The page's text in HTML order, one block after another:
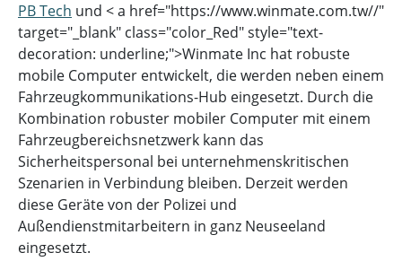
PB Tech und < a href="https://www.winmate.com.tw//"
target="_blank" class="color_Red" style="text-
decoration: underline;">Winmate Inc hat robuste
mobile Computer entwickelt, die werden neben einem
Fahrzeugkommunikations-Hub eingesetzt. Durch die
Kombination robuster mobiler Computer mit einem
Fahrzeugbereichsnetzwerk kann das
Sicherheitspersonal bei unternehmenskritischen
Szenarien in Verbindung bleiben. Derzeit werden
diese Geräte von der Polizei und
Außendienstmitarbeitern in ganz Neuseeland
eingesetzt.